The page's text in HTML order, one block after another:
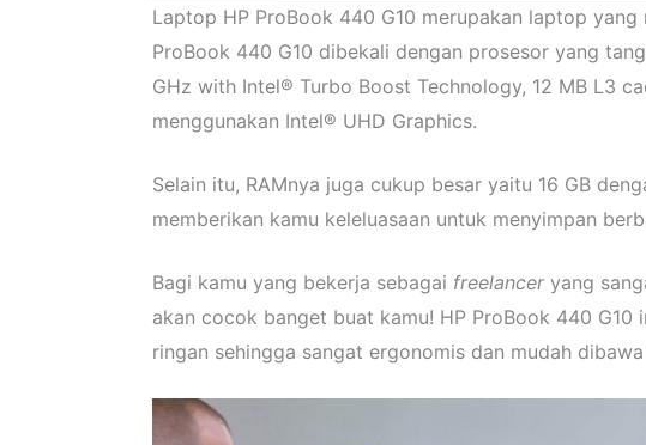
Laptop HP ProBook 440 G10 merupakan laptop
ProBook 440 G10 dibekali dengan prosesor yang
GHz with Intel® Turbo Boost Technology, 12 MB L3
menggunakan Intel® UHD Graphics.
Selain itu, RAMnya juga cukup besar yaitu 16 GB
memberikan kamu keleluasaan untuk menyimpan
Bagi kamu yang bekerja sebagai freelancer yang
akan cocok banget buat kamu! HP ProBook 440 G10
ringan sehingga sangat ergonomis dan mudah